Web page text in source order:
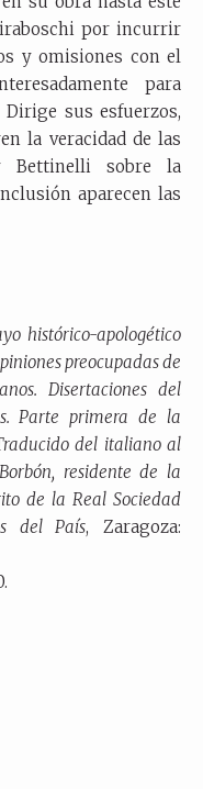
por incurrir
y omisiones con el
para
sus esfuerzos,
la veracidad de las
Bettinelli sobre la
aparecen las
histórico-apologético
preocupadas de
Disertaciones del
Parte primera de la
del italiano al
residente de la
de la Real Sociedad
del País, Zaragoza: